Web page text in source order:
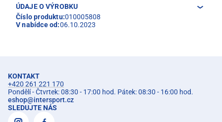
ÚDAJE O VÝROBKU
Číslo produktu:010005808
V nabídce od:06.10.2023
KONTAKT
+420 261 221 170
Pondělí - Čtvrtek: 08:30 - 17:00 hod. Pátek: 08:30 - 16:00 hod.
eshop@intersport.cz
SLEDUJTE NÁS